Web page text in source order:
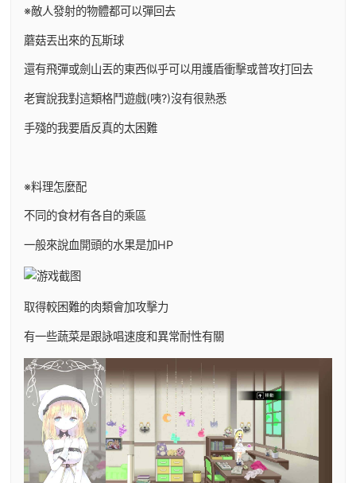
※敵人發射的物體都可以彈回去
蘑菇丟出來的瓦斯球
還有飛彈或劍山丟的東西似乎可以用護盾衝擊或普攻打回去
老實說我對這類格鬥遊戲(咦?)沒有很熟悉
手殘的我要盾反真的太困難
※料理怎麼配
不同的食材有各自的乘區
一般來說血開頭的水果是加HP
取得較困難的肉類會加攻擊力
有一些蔬菜是跟詠唱速度和異常耐性有關